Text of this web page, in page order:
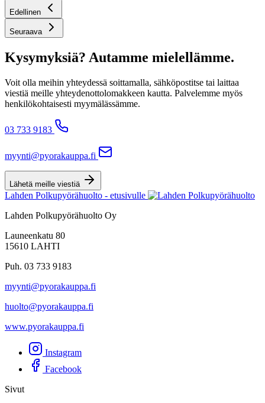
Edellinen
Seuraava
Kysymyksiä? Autamme mielellämme.
Voit olla meihin yhteydessä soittamalla, sähköpostitse tai laittaa
viestiä meille yhteydenottolomakkeen kautta. Palvelemme myös
henkilökohtaisesti myymälässämme.
03 733 9183
myynti@pyorakauppa.fi
Lähetä meille viestiä
Lahden Polkupyörähuolto - etusivulle
Lahden Polkupyörähuolto Oy
Launeenkatu 80
15610 LAHTI
Puh. 03 733 9183
myynti@pyorakauppa.fi
huolto@pyorakauppa.fi
www.pyorakauppa.fi
Instagram
Facebook
Sivut